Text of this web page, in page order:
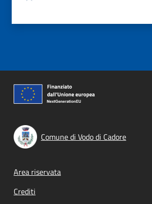
Comune di Vodo di Cadore
Footer menu
Area riservata
Crediti